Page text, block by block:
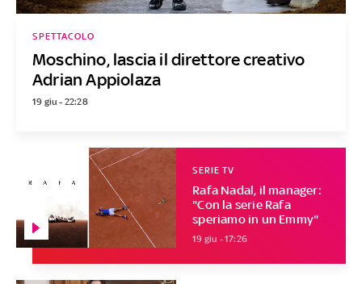
Moschino, lascia il direttore creativo
Adrian Appiolaza
SPETTACOLO
19 giu - 22:28
Rafa Nadal, il manager:
"Con la serie Rafa
speriamo in un Emmy"
SERIE TV
19 giu - 17:26